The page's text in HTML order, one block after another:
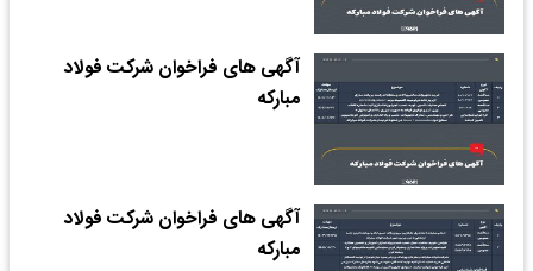
آگهی های فراخوان شرکت فولاد
مبارکه
آگهی های فراخوان شرکت فولاد
مبارکه